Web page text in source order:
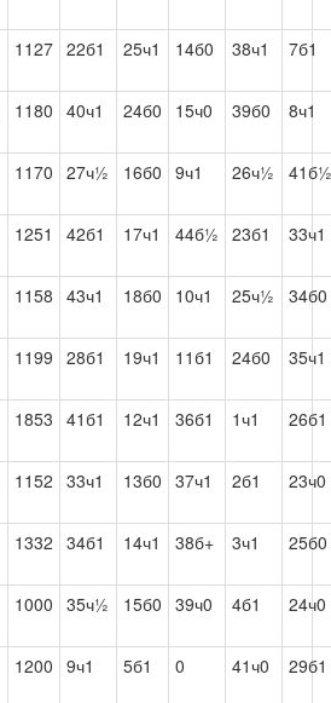
1127 22б1 25ч1 14б0 38ч1 7б1
1180 40ч1 24б0 15ч0 39б0 8ч1
1170 27ч½ 16б0 9ч1 26ч½ 41б½
1251 42б1 17ч1 44б½ 23б1 33ч1
1158 43ч1 18б0 10ч1 25ч½ 34б0
1199 28б1 19ч1 11б1 24б0 35ч1
1853 41б1 12ч1 36б1 1ч1 26б1
1152 33ч1 13б0 37ч1 2б1 23ч0
1332 34б1 14ч1 38б+ 3ч1 25б0
1000 35ч½ 15б0 39ч0 4б1 24ч0
1200 9ч1 5б1 0 41ч0 29б1